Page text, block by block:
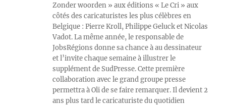
Zonder woorden » aux éditions « Le Cri » aux
côtés des caricaturistes les plus célèbres en
Belgique : Pierre Kroll, Philippe Geluck et Nicolas
Vadot. La même année, le responsable de
JobsRégions donne sa chance à au dessinateur
et l’invite chaque semaine à illustrer le
supplément de SudPresse. Cette première
collaboration avec le grand groupe presse
permettra à Oli de se faire remarquer. Il devient 2
ans plus tard le caricaturiste du quotidien